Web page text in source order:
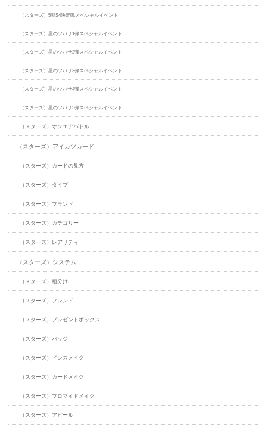
（スターズ）5弾S4決定戦スペシャルイベント
（スターズ）星のツバサ1弾スペシャルイベント
（スターズ）星のツバサ2弾スペシャルイベント
（スターズ）星のツバサ3弾スペシャルイベント
（スターズ）星のツバサ4弾スペシャルイベント
（スターズ）星のツバサ5弾スペシャルイベント
（スターズ）オンエアバトル
（スターズ）アイカツカード
（スターズ）カードの見方
（スターズ）タイプ
（スターズ）ブランド
（スターズ）カテゴリー
（スターズ）レアリティ
（スターズ）システム
（スターズ）組分け
（スターズ）フレンド
（スターズ）プレゼントボックス
（スターズ）バッジ
（スターズ）ドレスメイク
（スターズ）カードメイク
（スターズ）ブロマイドメイク
（スターズ）アピール